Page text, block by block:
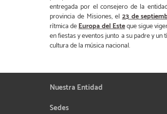
entregada por el consejero de la
provincia de Misiones, el23 de
rítmica deEuropa del Esteque sigue
en fiestas y eventos junto a su padre y
cultura de la música nacional.
Nuestra Entidad
Sedes